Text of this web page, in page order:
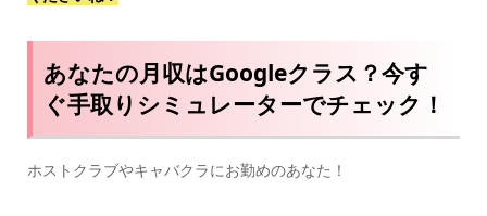
あなたの月収はGoogleクラス？今す
ぐ手取りシミュレーターでチェック！
ホストクラブやキャバクラにお勤めのあなた！